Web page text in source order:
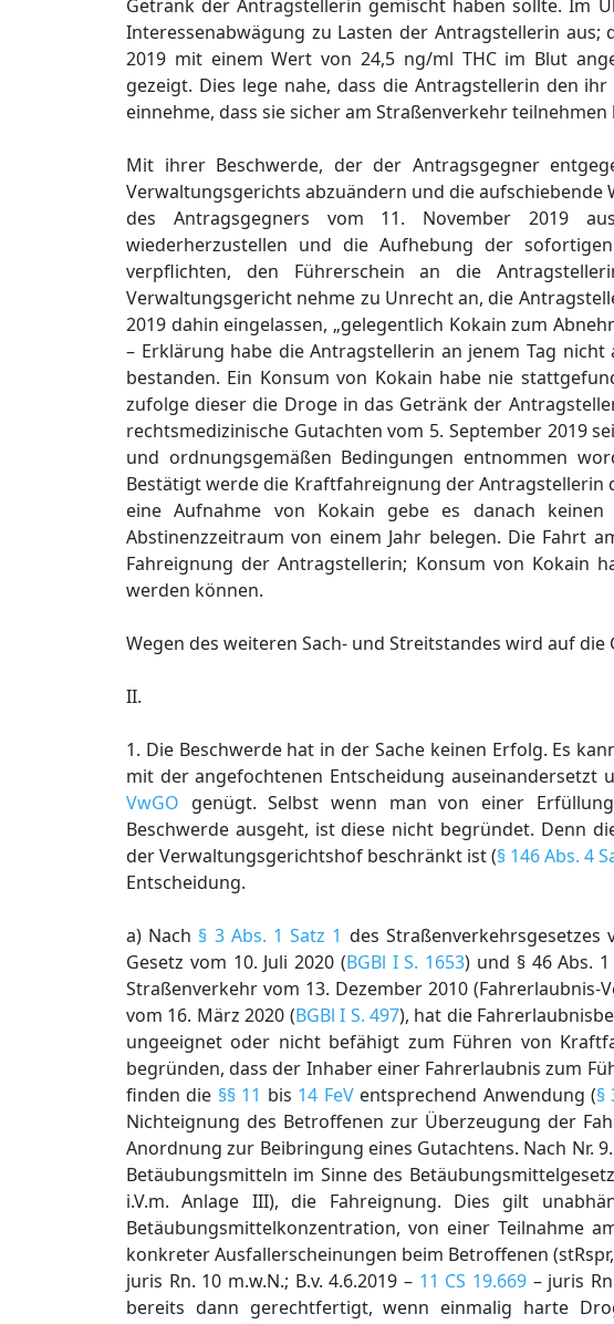
Getränk der Antragstellerin gemischt haben sollte. Im
Interessenabwägung zu Lasten der Antragstellerin
2019 mit einem Wert von 24,5 ng/ml THC im Blut
gezeigt. Dies lege nahe, dass die Antragstellerin den
einnehme, dass sie sicher am Straßenverkehr teilnehmen
Mit ihrer Beschwerde, der der Antragsgegner
Verwaltungsgerichts abzuändern und die
des Antragsgegners vom 11. November 2019
wiederherzustellen und die Aufhebung der
verpflichten, den Führerschein an die
Verwaltungsgericht nehme zu Unrecht an, die
2019 dahin eingelassen, „gelegentlich Kokain zum
– Erklärung habe die Antragstellerin an jenem Tag
bestanden. Ein Konsum von Kokain habe nie
zufolge dieser die Droge in das Getränk der
rechtsmedizinische Gutachten vom 5. September 2019
und ordnungsgemäßen Bedingungen entnommen
Bestätigt werde die Kraftfahreignung der Antragstellerin
eine Aufnahme von Kokain gebe es danach
Abstinenzzeitraum von einem Jahr belegen. Die Fahrt
Fahreignung der Antragstellerin; Konsum von Kokain
werden können.
Wegen des weiteren Sach- und Streitstandes wird auf
II.
1. Die Beschwerde hat in der Sache keinen Erfolg. Es
mit der angefochtenen Entscheidung auseinandersetzt
VwGO genügt. Selbst wenn man von einer
Beschwerde ausgeht, ist diese nicht begründet. Denn
der Verwaltungsgerichtshof beschränkt ist (§ 146 Abs. 4
Entscheidung.
a) Nach § 3 Abs. 1 Satz 1 des Straßenverkehrsgesetzes
Gesetz vom 10. Juli 2020 (BGBl I S. 1653) und § 46 Abs.
Straßenverkehr vom 13. Dezember 2010 (Fahrerlaubnis-
vom 16. März 2020 (BGBl I S. 497), hat die
ungeeignet oder nicht befähigt zum Führen von
begründen, dass der Inhaber einer Fahrerlaubnis zum
finden die §§ 11 bis 14 FeVentsprechend Anwendung (§
Nichteignung des Betroffenen zur Überzeugung der
Anordnung zur Beibringung eines Gutachtens. Nach Nr.
Betäubungsmitteln im Sinne des
i.V.m. Anlage III), die Fahreignung. Dies gilt
Betäubungsmittelkonzentration, von einer Teilnahme
konkreter Ausfallerscheinungen beim Betroffenen (stRspr,
juris Rn. 10 m.w.N.; B.v. 4.6.2019 – 11 CS 19.669– juris
bereits dann gerechtfertigt, wenn einmalig harte